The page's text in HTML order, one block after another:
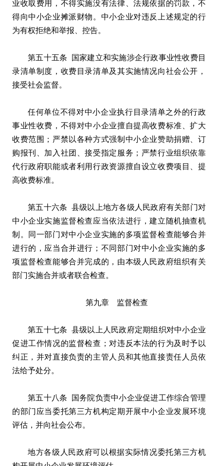
业收取费用，不得实施没有法律、法规依据的罚款，不
得向中小企业摊派财物。中小企业对违反上述规定的行
为有权拒绝和举报、控告。
第五十五条 国家建立和实施涉企行政事业性收费目
录清单制度，收费目录清单及其实施情况向社会公开，
接受社会监督。
任何单位不得对中小企业执行目录清单之外的行政
事业性收费，不得对中小企业擅自提高收费标准、扩大
收费范围；严禁以各种方式强制中小企业赞助捐赠、订
购报刊、加入社团、接受指定服务；严禁行业组织依靠
代行政府职能或者利用行政资源擅自设立收费项目、提
高收费标准。
第五十六条 县级以上地方各级人民政府有关部门对
中小企业实施监督检查应当依法进行，建立随机抽查机
制。同一部门对中小企业实施的多项监督检查能够合并
进行的，应当合并进行；不同部门对中小企业实施的多
项监督检查能够合并完成的，由本级人民政府组织有关
部门实施合并或者联合检查。
第九章 监督检查
第五十七条 县级以上人民政府定期组织对中小企业
促进工作情况的监督检查；对违反本法的行为及时予以
纠正，并对直接负责的主管人员和其他直接责任人员依
法给予处分。
第五十八条 国务院负责中小企业促进工作综合管理
的部门应当委托第三方机构定期开展中小企业发展环境
评估，并向社会公布。
地方各级人民政府可以根据实际情况委托第三方机